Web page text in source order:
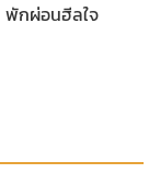
พักผ่อนฮีลใจ